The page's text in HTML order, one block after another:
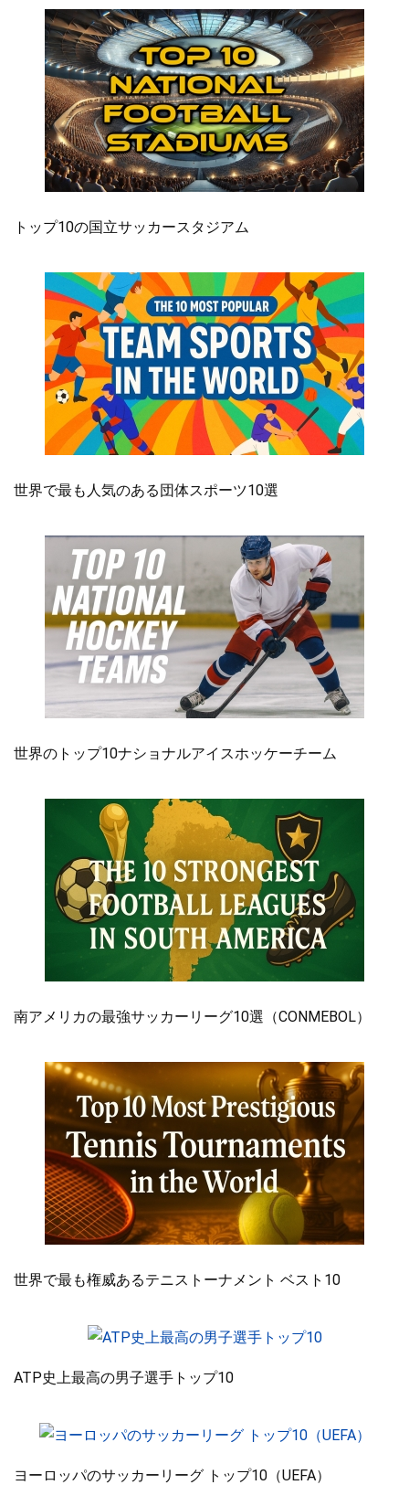
トップ10の国立サッカースタジアム
世界で最も人気のある団体スポーツ10選
世界のトップ10ナショナルアイスホッケーチーム
南アメリカの最強サッカーリーグ10選（CONMEBOL）
世界で最も権威あるテニストーナメント ベスト10
ATP史上最高の男子選手トップ10
ヨーロッパのサッカーリーグ トップ10（UEFA）